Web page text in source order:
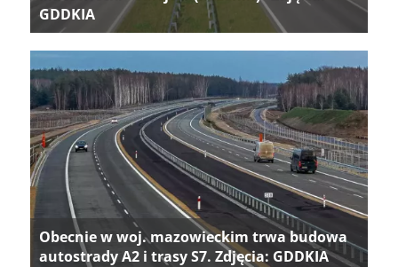
GDDKIA
Obecnie w woj. mazowieckim trwa budowa
autostrady A2 i trasy S7. Zdjęcia: GDDKIA